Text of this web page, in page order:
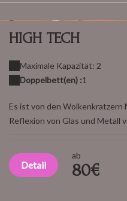
HIGH TECH
Maximale Kapazität: 2
Doppelbett(en) :1
Es ist von den Wolkenkratzern
Reflexion von Glas und Metall
Detail
ab
80€